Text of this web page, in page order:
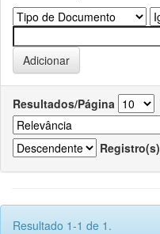
Resultados/Página
Registro(s)
Resultado 1-1 de 1.